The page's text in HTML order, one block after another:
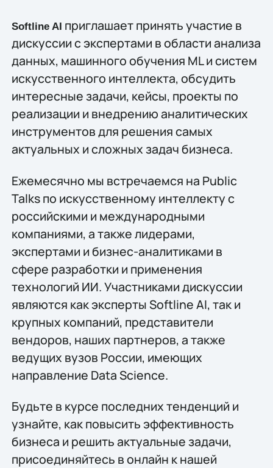
Softline AI приглашает принять участие в
дискуссии с экспертами в области анализа
данных, машинного обучения ML и систем
искусственного интеллекта, обсудить
интересные задачи, кейсы, проекты по
реализации и внедрению аналитических
инструментов для решения самых
актуальных и сложных задач бизнеса.
Ежемесячно мы встречаемся на Public
Talks по искусственному интеллекту с
российскими и международными
компаниями, а также лидерами,
экспертами и бизнес-аналитиками в
сфере разработки и применения
технологий ИИ. Участниками дискуссии
являются как эксперты Softline AI, так и
крупных компаний, представители
вендоров, наших партнеров, а также
ведущих вузов России, имеющих
направление Data Science.
Будьте в курсе последних тенденций и
узнайте, как повысить эффективность
бизнеса и решить актуальные задачи,
присоединяйтесь в онлайн к нашей